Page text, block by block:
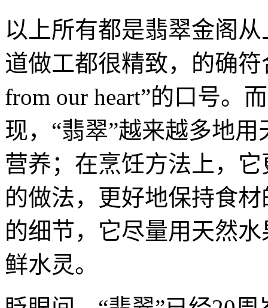
以上所有都是翡翠金阁
道做工都很精致，的确符
from our heart”的口号。
现，“翡翠”越来越多地
营养；在烹饪方法上，
的做法，更好地保持食
的细节，它尽量用天然
鲜水灵。